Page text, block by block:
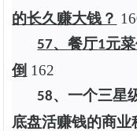
的长久赚大钱？ 1
57、餐厅1元
倒 162
58、一个三星
底盘活赚钱的商业